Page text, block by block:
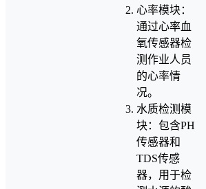
心率模块：
通过心率血
氧传感器检
测作业人员
的心率情
况。
水质检测模
块：包含PH
传感器和
TDS传感
器，用于检